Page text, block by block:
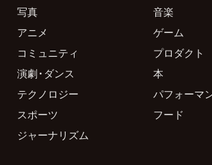
写真
音楽
アニメ
ゲーム
コミュニティ
プロダクト
演劇・ダンス
本
テクノロジー
パフォーマ
スポーツ
フード
ジャーナリズム